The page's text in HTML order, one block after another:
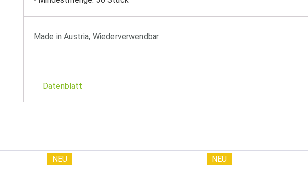
Made in Austria, Wiederverwendbar
Datenblatt
NEU NEU